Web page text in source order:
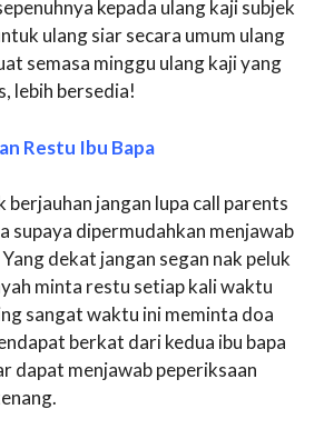
kepada ulang kaji subjek
ulang siar secara umum ulang
semasa minggu ulang kaji yang
lebih bersedia!
Restu Ibu Bapa
berjauhan jangan lupa call parents
supaya dipermudahkan menjawab
Yang dekat jangan segan nak peluk
minta restu setiap kali waktu
sangat waktu ini meminta doa
berkat dari kedua ibu bapa
dapat menjawab peperiksaan